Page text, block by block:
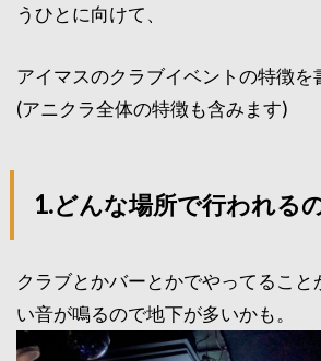
うひとに向けて、
アイマスのクラブイベントの特徴を
(アニクラ全体の特徴も含みます)
1.どんな場所で行われる
クラブとかバーとかでやってること
い音が鳴るので地下が多いかも。